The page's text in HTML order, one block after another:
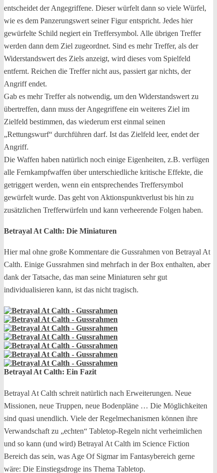
entscheidet der Angegriffene. Dieser würfelt dann so viele Würfel,
wie es dem Panzerungswert seiner Figur entspricht. Jedes hier
gewürfelte Schild negiert ein Treffersymbol. Alle übrigen Treffer
werden dann dem Ziel zugeordnet. Sind es mehr Treffer, als der
Widerstandswert des Ziels anzeigt, wird dieses vom Spielfeld
entfernt. Reichen die Treffer nicht aus, passiert gar nichts, der
Angriff endet.
Gab es mehr Treffer als notwendig, um den Widerstandswert zu
übertreffen, dann muss der Angegriffene ein weiteres Ziel im
Zielfeld bestimmen, das wiederum erst einmal seinen
„Rettungswurf“ durchführen darf. Ist das Zielfeld leer, endet der
Angriff.
Die Waffen haben natürlich noch einige Eigenheiten, z.B. verfügen
alle Fernkampfwaffen über unterschiedliche kritische Effekte, die
getriggert werden, wenn ein entsprechendes Treffersymbol
gewürfelt wurde. Das geht von Aktionspunktverlust bis hin zu
zusätzlichen Trefferwürfeln und kann verheerende Folgen haben.
Betrayal At Calth: Die Miniaturen
Hier mal ohne große Kommentare die Gussrahmen von Betrayal At
Calth. Einige Gussrahmen sind mehrfach in der Box enthalten, aber
dank der Tatsache, das man seine Miniaturen sehr gut
individualisieren kann, ist das nicht tragisch.
Betrayal At Calth: Ein Fazit
Betrayal At Calth schreit natürlich nach Erweiterungen. Neue
Missionen, neue Truppen, neue Bodenpläne … Die Möglichkeiten
sind quasi unendlich. Viele der Regelmechanismen können ihre
Verwandschaft zu „echten“ Tabletop-Regeln nicht verheimlichen
und so kann (und wird) Betrayal At Calth im Science Fiction
Bereich das sein, was Age Of Sigmar im Fantasybereich gerne
wäre: Die Einstiegsdroge ins Thema Tabletop.